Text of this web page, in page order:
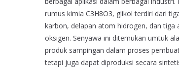
rumus kimia C3H8O3, glikol terdiri dari
karbon, delapan atom hidrogen, dan tiga
oksigen. Senyawa ini ditemukan umtuk
produk sampingan dalam proses
tetapi juga dapat diproduksi secara